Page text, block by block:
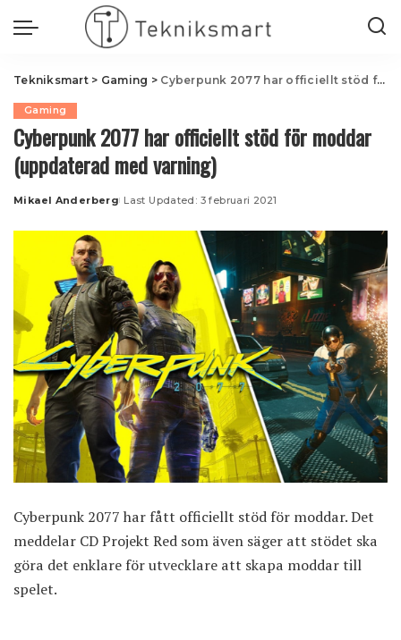
Tekniksmart> Gaming > Cyberpunk 2077 har officiellt stöd för moddar (uppdaterad med varning)
Gaming
Cyberpunk 2077 har officiellt stöd för moddar
(uppdaterad med varning)
Posted
Mikael Anderberg Last Updated: 3 februari 2021
Cyberpunk 2077 har fått officiellt stöd för moddar. Det
meddelar CD Projekt Red som även säger att stödet ska
göra det enklare för utvecklare att skapa moddar till
spelet.